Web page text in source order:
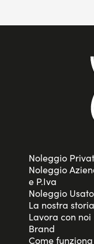
Noleggio
Noleggio
e P.Iva
Noleggio Usato
La nostra storia
Lavora con noi
Brand
Come funziona